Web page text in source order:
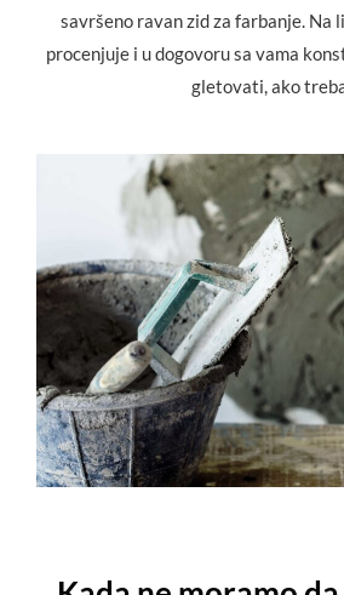
savršeno ravan zid za farbanje. Na
procenjuje i u dogovoru sa vama
gletovati, ako